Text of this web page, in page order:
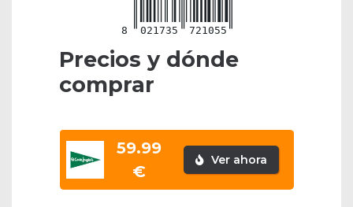
8 021735 721055
Precios y dónde
comprar
59.99
€
Ver ahora